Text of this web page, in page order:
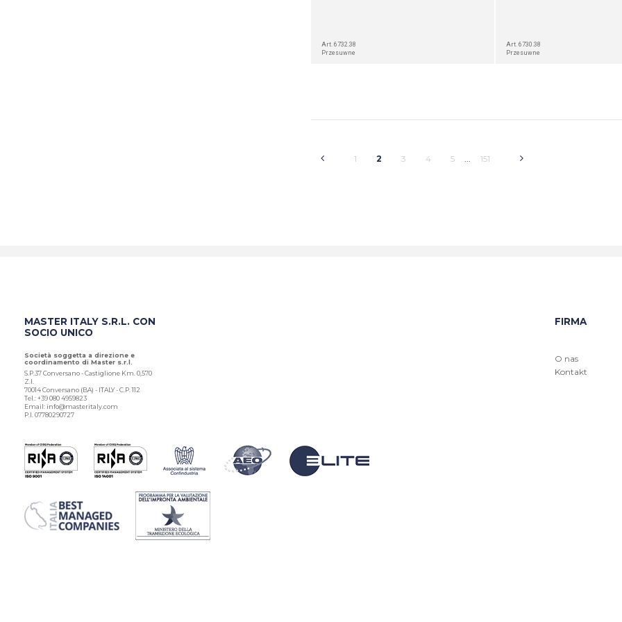
Art. 6732.38
Przesuwne
Art. 6730.38
Przesuwne
1 2 3 4 5 151
MASTER ITALY S.R.L. CON
SOCIO UNICO
Società soggetta a direzione e
coordinamento di Master s.r.l.
S.P.37 Conversano - Castiglione Km. 0,570
Z.I.
70014 Conversano (BA) - ITALY - C.P. 112
Tel.: +39 080 4959823
Email: info@masteritaly.com
P.I. 07780290727
FIRMA
O nas
Kontakt